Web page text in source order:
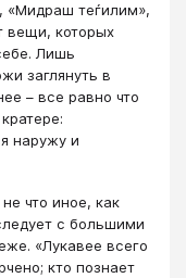
«Мидраш теѓилим»,
вещи, которых
Лишь
заглянуть в
– все равно что
наружу и
что иное, как
с большими
«Лукавее всего
кто познает